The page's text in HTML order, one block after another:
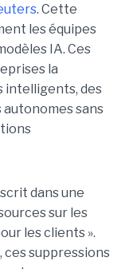
. Cette
les équipes
IA. Ces
la
intelligents, des
sans
dans une
sur les
les clients ».
ces suppressions